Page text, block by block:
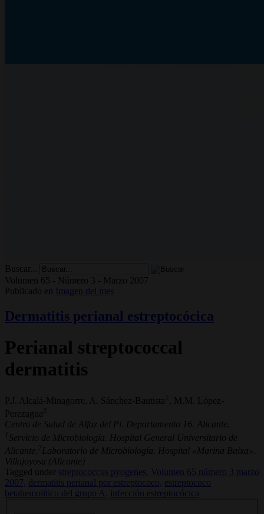
Buscar...
Volumen 65 - Número 3 - Marzo 2007
Publicado en
Imagen del mes
Dermatitis perianal estreptocócica
Perianal streptococcal
dermatitis
P.J. Alcalá-Minagorre, A. Sánchez-Bautista 1
, M.M. López-
Perezagua
Centro de Salud de Alfaz del Pi. Departamento 16. Alicante.
1 Servicio de Microbiología. Hospital General Universitario de
Alicante. 2 Laboratorio de Microbiología. Hospital «Marina Baixa».
Villajoyosa (Alicante)
Tagged under
streptococcus pyogenes,
Volumen 65 número 3 marzo
2007, dermatitis perianal por estreptococo, estreptococo
betahemolítico del grupo A,
infección estreptocócica